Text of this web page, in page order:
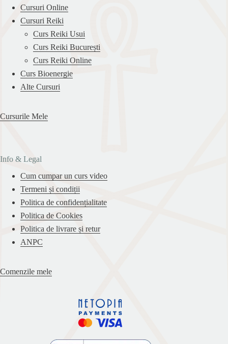
Cursuri Online
Cursuri Reiki
Curs Reiki Usui
Curs Reiki București
Curs Reiki Online
Curs Bioenergie
Alte Cursuri
Cursurile Mele
Info & Legal
Cum cumpar un curs video
Termeni și condiții
Politica de confidențialitate
Politica de Cookies
Politica de livrare și retur
ANPC
Comenzile mele